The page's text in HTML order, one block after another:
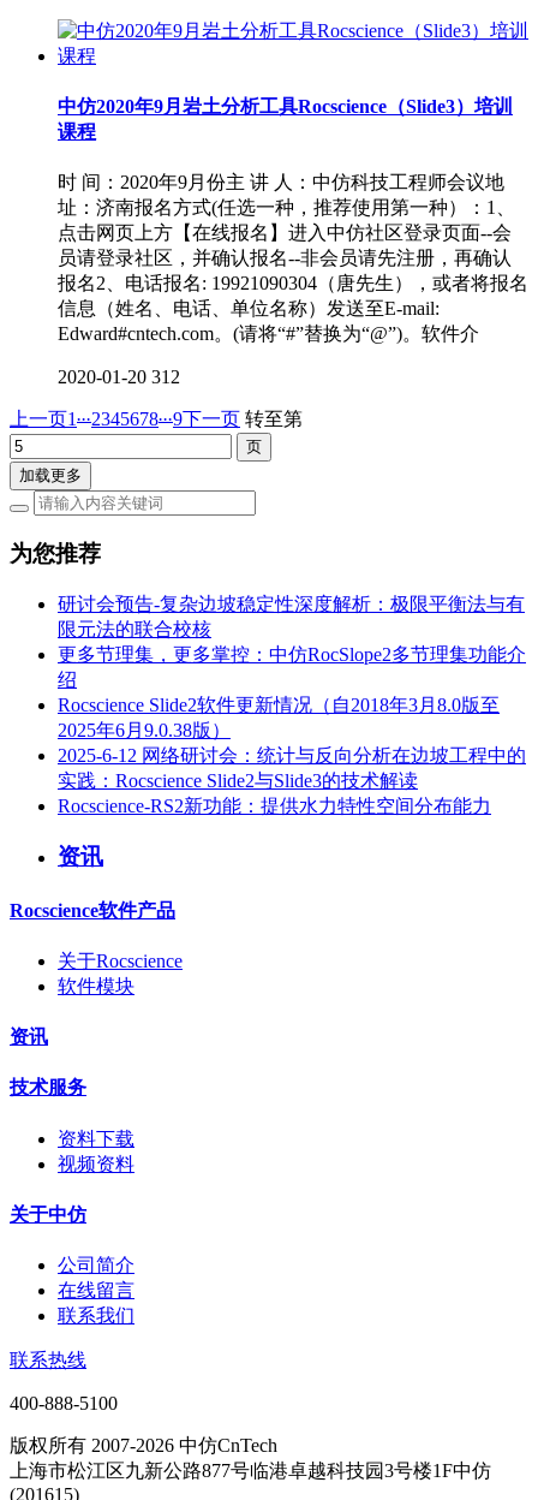
中仿2020年9月岩土分析工具Rocscience（Slide3）培训
课程
时 间：2020年9月份主 讲 人：中仿科技工程师会议地
址：济南报名方式(任选一种，推荐使用第一种）：1、
点击网页上方【在线报名】进入中仿社区登录页面--会
员请登录社区，并确认报名--非会员请先注册，再确认
报名2、电话报名: 19921090304（唐先生），或者将报名
信息（姓名、电话、单位名称）发送至E-mail:
Edward#cntech.com。(请将“#”替换为“@”)。软件介
2020-01-20 312
上一页1...2345678...9下一页 转至第
加载更多
为您推荐
研讨会预告-复杂边坡稳定性深度解析：极限平衡法与有
限元法的联合校核
更多节理集，更多掌控：中仿RocSlope2多节理集功能介
绍
Rocscience Slide2软件更新情况（自2018年3月8.0版至
2025年6月9.0.38版）
2025-6-12 网络研讨会：统计与反向分析在边坡工程中的
实践：Rocscience Slide2与Slide3的技术解读
Rocscience-RS2新功能：提供水力特性空间分布能力
资讯
Rocscience软件产品
关于Rocscience
软件模块
资讯
技术服务
资料下载
视频资料
关于中仿
公司简介
在线留言
联系我们
联系热线
400-888-5100
版权所有 2007-2026 中仿CnTech
上海市松江区九新公路877号临港卓越科技园3号楼1F中仿
(201615)